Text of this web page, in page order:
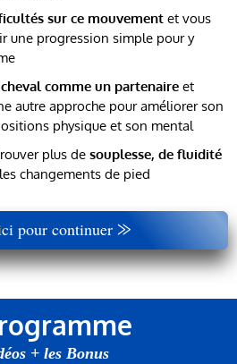
sur ce mouvement et vous
une progression simple pour y
comme un partenaire et
autre approche pour améliorer son
physique et son mental
plus de souplesse, de fluidité
changements de pied
pour continuer ⨠
+ les Bonus